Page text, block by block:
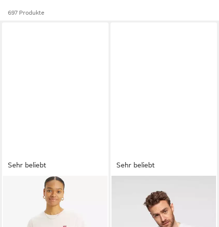
697 Produkte
Sehr beliebt
T-Shirt TEE Minilogo mit
kleiner Logostickerei
UVP24,95 €
Sehr beliebt
T-Shirt ORIGINAL HM TEE
mit Logo Print
ab 16,99 € UVP24,95 €